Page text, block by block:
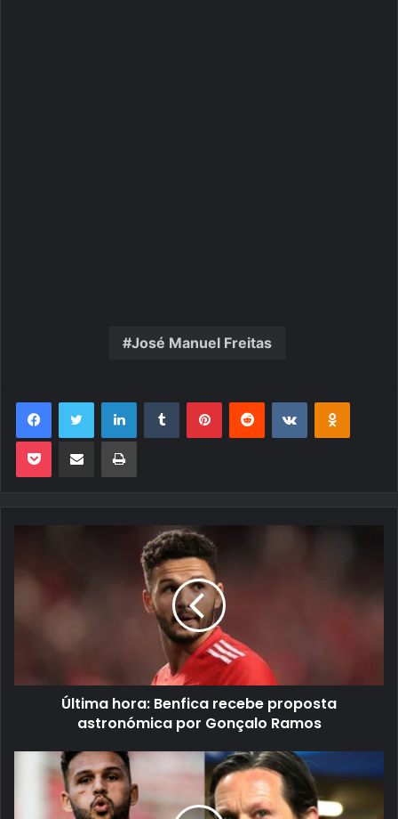
José Manuel Freitas
FacebookTwitter LinkedinTumblr PinterestReddit VK OK
Pocket Compartilhar via e-mail Imprimir
Última hora: Benfica recebe proposta
astronómica por Gonçalo Ramos